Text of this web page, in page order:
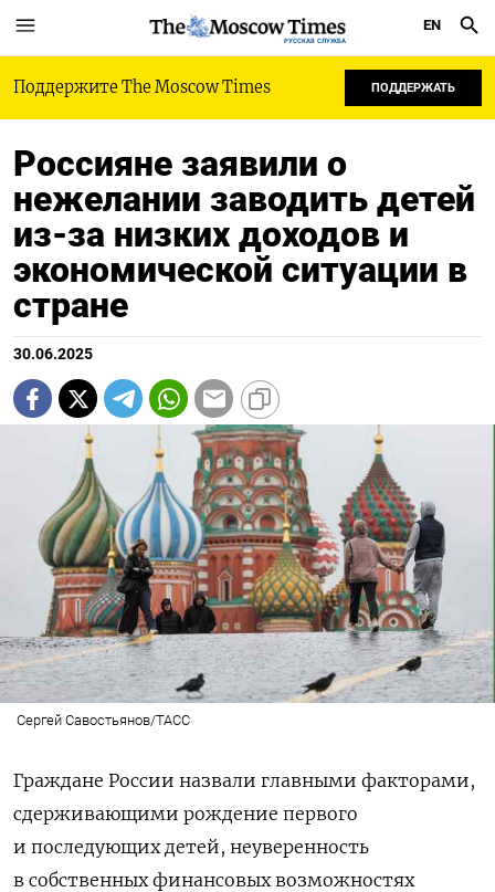
РУССКАЯ СЛУЖБА
EN
Поддержите The Moscow Times ПОДДЕРЖАТЬ
Россияне заявили о
нежелании заводить детей
из-за низких доходов и
экономической ситуации в
стране
30.06.2025
Сергей Савостьянов/ТАСС
Граждане России назвали главными факторами,
сдерживающими рождение первого
и последующих детей, неуверенность
в собственных финансовых возможностях